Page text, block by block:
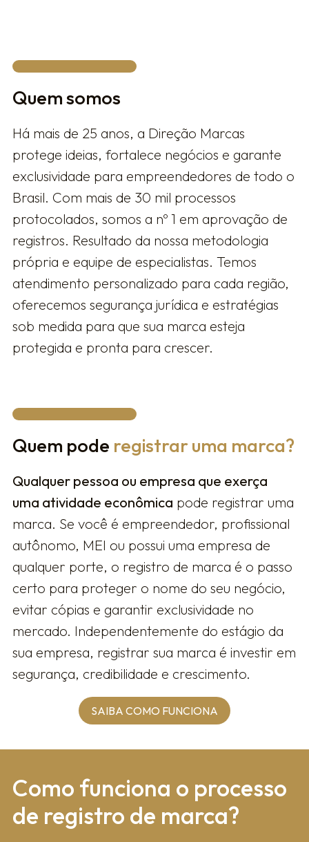
Quem somos
Há mais de 25 anos, a Direção Marcas
protege ideias, fortalece negócios e garante
exclusividade para empreendedores de todo o
Brasil. Com mais de 30 mil processos
protocolados, somos a nº 1 em aprovação de
registros. Resultado da nossa metodologia
própria e equipe de especialistas. Temos
atendimento personalizado para cada região,
oferecemos segurança jurídica e estratégias
sob medida para que sua marca esteja
protegida e pronta para crescer.
Quem pode registrar uma marca?
Qualquer pessoa ou empresa que exerça
uma atividade econômica pode registrar uma
marca. Se você é empreendedor, profissional
autônomo, MEI ou possui uma empresa de
qualquer porte, o registro de marca é o passo
certo para proteger o nome do seu negócio,
evitar cópias e garantir exclusividade no
mercado. Independentemente do estágio da
sua empresa, registrar sua marca é investir em
segurança, credibilidade e crescimento.
SAIBA COMO FUNCIONA
Como fun​ciona o processo
de registro de marca?